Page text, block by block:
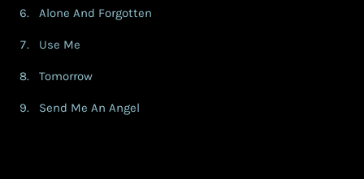
Alone And Forgotten
Use Me
Tomorrow
Send Me An Angel